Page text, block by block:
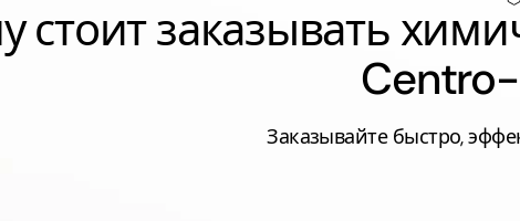
стоит заказывать
Заказывайте быстро,